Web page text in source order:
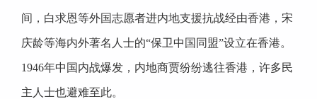
间，白求恩等外国志愿者进内地支援抗战经由香港，宋
庆龄等海内外著名人士的“保卫中国同盟”设立在香港。
1946年中国内战爆发，内地商贾纷纷逃往香港，许多民
主人士也避难至此。